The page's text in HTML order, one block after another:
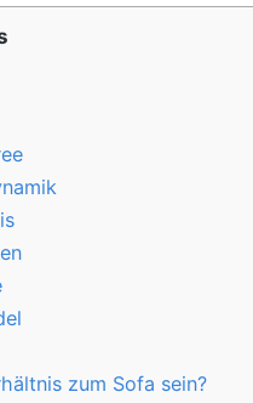
zum Sofa sein?